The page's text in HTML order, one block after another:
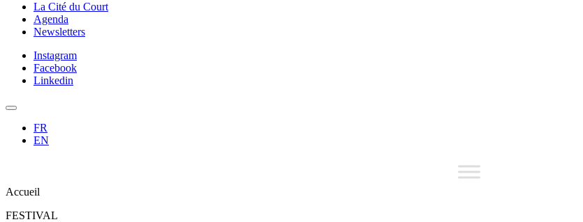
La Cité du Court
Agenda
Newsletters
Instagram
Facebook
Linkedin
FR
EN
Accueil
FESTIVAL